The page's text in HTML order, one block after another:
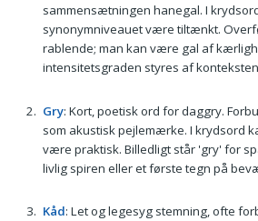
sammensætningen hanegal. I
synonymniveauet være tiltænkt.
rablende; man kan være gal af
intensitetsgraden styres af
Gry: Kort, poetisk ord for daggry.
som akustisk pejlemærke. I krydsord
være praktisk. Billedligt står 'gry' for
livlig spiren eller et første tegn på
Kåd: Let og legesyg stemning, ofte